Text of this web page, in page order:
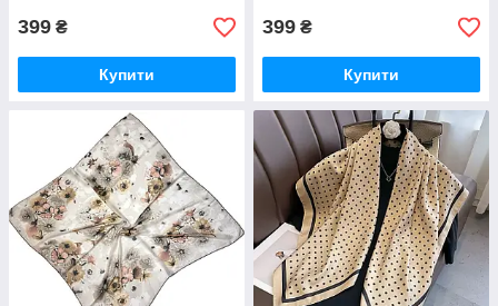
399 ₴
Купити
399 ₴
Купити